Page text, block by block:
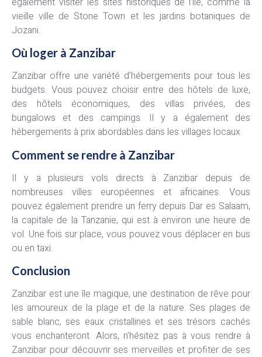
vieille ville de Stone Town et les jardins botaniques de
Jozani.
Où loger à Zanzibar
Zanzibar offre une variété d’hébergements pour tous les
budgets. Vous pouvez choisir entre des hôtels de luxe,
des hôtels économiques, des villas privées, des
bungalows et des campings. Il y a également des
hébergements à prix abordables dans les villages locaux.
Comment se rendre à Zanzibar
Il y a plusieurs vols directs à Zanzibar depuis de
nombreuses villes européennes et africaines. Vous
pouvez également prendre un ferry depuis Dar es Salaam,
la capitale de la Tanzanie, qui est à environ une heure de
vol. Une fois sur place, vous pouvez vous déplacer en bus
ou en taxi.
Conclusion
Zanzibar est une île magique, une destination de rêve pour
les amoureux de la plage et de la nature. Ses plages de
sable blanc, ses eaux cristallines et ses trésors cachés
vous enchanteront. Alors, n’hésitez pas à vous rendre à
Zanzibar pour découvrir ses merveilles et profiter de ses